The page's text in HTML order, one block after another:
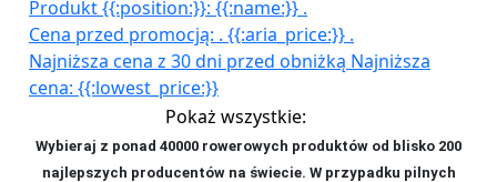
Produkt {{:position:}}: {{:name:}} .
Cena przed promocją: . {{:aria_price:}} .
Najniższa cena z 30 dni przed obniżką Najniższa
cena: {{:lowest_price:}}
Pokaż wszystkie:
Wybieraj z ponad 40000 rowerowych produktów od blisko 200
najlepszych producentów na świecie. W przypadku pilnych